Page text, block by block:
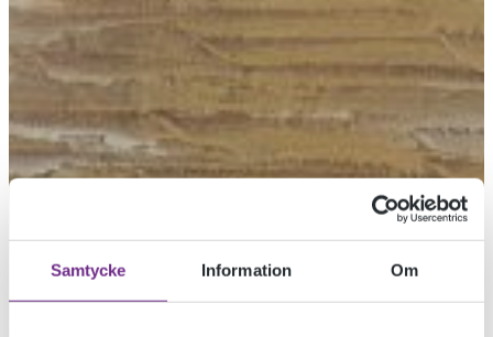
Samtycke Information Om